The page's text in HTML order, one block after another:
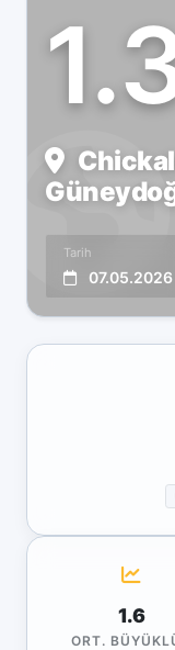
Tarih
07.05.2026
1.6
ORT.